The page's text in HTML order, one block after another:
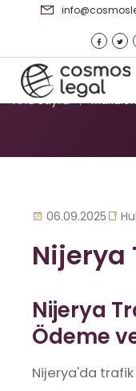
Nijerya
Ana Sayfa /
06.09.2025
Nijerya
Nijerya
Ödeme
Nijerya'da